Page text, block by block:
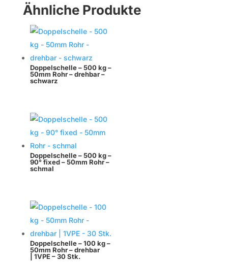
Menge
Ähnliche Produkte
Doppelschelle – 500 kg –
50mm Rohr – drehbar –
schwarz
Doppelschelle – 500 kg –
90° fixed – 50mm Rohr –
schmal
Doppelschelle – 100 kg –
50mm Rohr – drehbar
| 1VPE – 30 Stk.